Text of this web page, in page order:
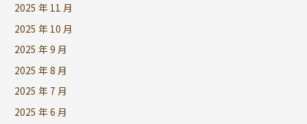
2025 年 11 月
2025 年 10 月
2025 年 9 月
2025 年 8 月
2025 年 7 月
2025 年 6 月